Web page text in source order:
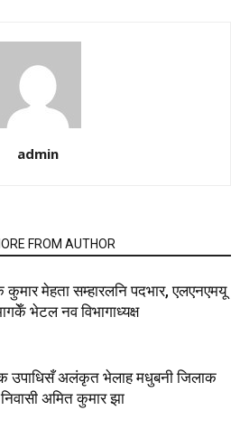
admin
FROM AUTHOR
कुमार मेहता सम्हारलनि पदभार, एलएनएमयू
भेटल नव विभागाध्यक्ष
उपाधिसँ अलंकृत भेलाह मधुबनी जिलाक
अमित कुमार झा